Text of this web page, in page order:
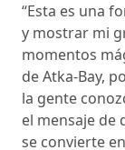
“Esta es una
y mostrar mi
momentos
de Atka-Bay,
la gente
el mensaje de
se convierte